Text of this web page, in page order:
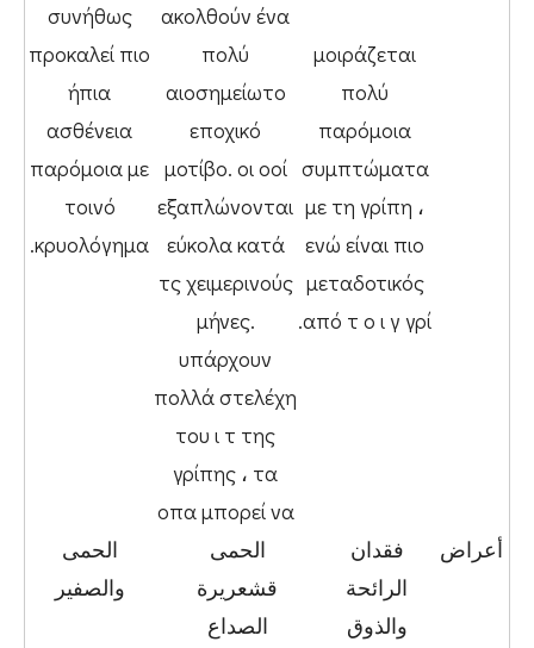
μοιράζεται
πολύ
παρόμοια
συμπτώματα
με τη γρίπη ،
ενώ είναι πιο
μεταδοτικός
από τ ο ι γ γρί.
ακολθούν ένα
πολύ
αιοσημείωτο
εποχικό
μοτίβο. οι οοί
εξαπλώνονται
εύκολα κατά
τς χειμερινούς
μήνες.
υπάρχουν
πολλά στελέχη
του ι τ της
γρίπης ، τα
οπα μπορεί να
συνήθως
προκαλεί πιο
ήπια
ασθένεια
παρόμοια με
τοινό
κρυολόγημα.
أعراض
فقدان
الرائحة
والذوق
الحمى
قشعريرة
الصداع
الحمى
والصفير